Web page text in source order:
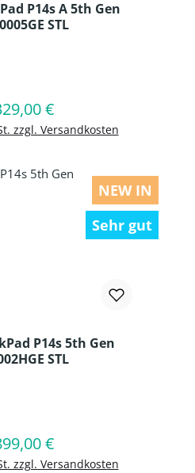
P14s A 5th Gen
STL
Preis:
€
zzgl. Versandkosten
Warenkorb
NEW IN
Sehr gut
P14s 5th Gen
STL
Preis:
€
zzgl. Versandkosten
Warenkorb